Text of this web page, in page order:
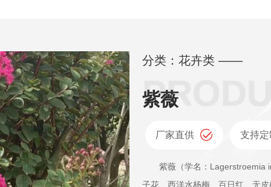
分类：花卉类 ——
紫薇
厂家直供 支持
紫薇（学名：Lagerstroemia indica L.）别名：痒痒花、痒痒树、紫金花
子花、西洋水杨梅、百日红、无皮树，